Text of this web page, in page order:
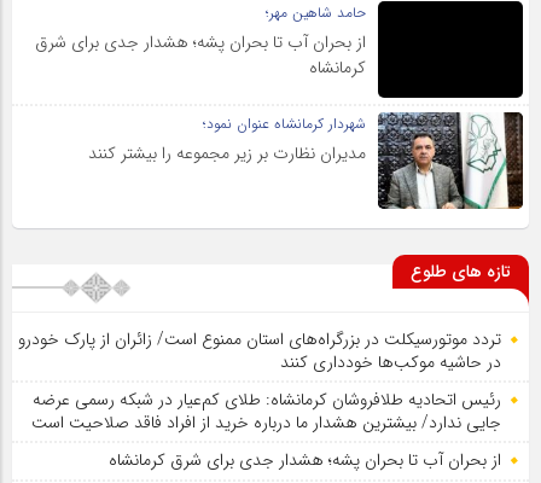
حامد شاهین مهر؛
از بحران آب تا بحران پشه؛ هشدار جدی برای شرق
کرمانشاه
شهردار کرمانشاه عنوان نمود؛
مدیران نظارت بر زیر مجموعه را بیشتر کنند
تازه های طلوع
تردد موتورسیکلت در بزرگراه‌های استان ممنوع است/ زائران از پارک خودرو
در حاشیه موکب‌ها خودداری کنند
رئیس اتحادیه طلافروشان کرمانشاه: طلای کم‌عیار در شبکه رسمی عرضه
جایی ندارد/ بیشترین هشدار ما درباره خرید از افراد فاقد صلاحیت است
از بحران آب تا بحران پشه؛ هشدار جدی برای شرق کرمانشاه